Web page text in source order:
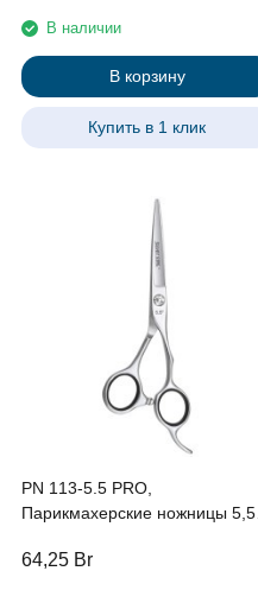
В наличии
В корзину
Купить в 1 клик
PN 113-5.5 PRO,
Парикмахерские ножницы 5,5",
64,25 Br